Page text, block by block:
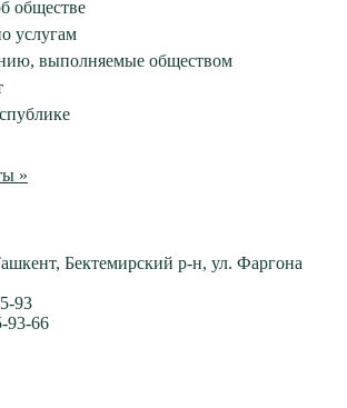
обществе
услугам
выполняемые обществом
»
Бектемирский р-н, ул. Фаргона
93
93-66